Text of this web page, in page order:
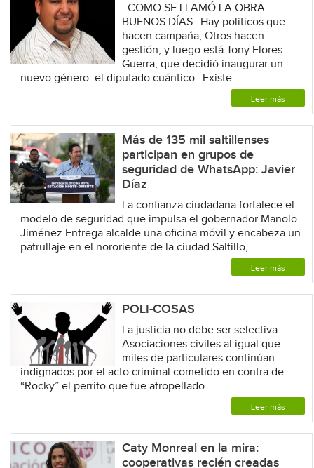
COMO SE LLAMÓ LA OBRA
BUENOS DÍAS…Hay políticos que
hacen campaña, Otros hacen
gestión, y luego está Tony Flores
Guerra, que decidió inaugurar un
nuevo género: el diputado cuántico…Existe...
Leer más
Más de 135 mil saltillenses
participan en grupos de
seguridad de WhatsApp: Javier
Díaz
La confianza ciudadana fortalece el
modelo de seguridad que impulsa el gobernador Manolo
Jiménez Entrega alcalde una oficina móvil y encabeza un
patrullaje en el nororiente de la ciudad Saltillo,...
Leer más
POLI-COSAS
La justicia no debe ser selectiva.
Asociaciones civiles al igual que
miles de particulares continúan
indignados por el acto criminal cometido en contra de
“Rocky” el perrito que fue atropellado...
Leer más
Caty Monreal en la mira:
cooperativas recién creadas